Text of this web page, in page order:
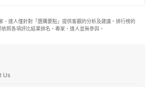
本縣的電視訪問。
的簡介
、達人僅針對「選購要點」提供客觀的分析及建議。排行榜的
照各項評比結果排名，專家、達人並無參與。
Us